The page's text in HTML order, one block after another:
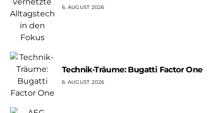
6. AUGUST 2026
Technik-Träume: Bugatti Factor One
6. AUGUST 2026